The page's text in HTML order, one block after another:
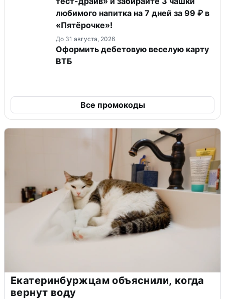
любимого напитка на 7 дней за 99 ₽ в
«Пятёрочке»!
До 31 августа, 2026
Оформить дебетовую веселую карту
ВТБ
Все промокоды
Екатеринбуржцам объяснили, когда
вернут воду